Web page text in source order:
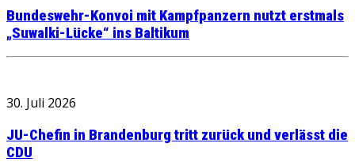
Bundeswehr-Konvoi mit Kampfpanzern nutzt erstmals
„Suwalki-Lücke“ ins Baltikum
30. Juli 2026
JU-Chefin in Brandenburg tritt zurück und verlässt die
CDU